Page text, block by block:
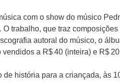
com o show do músico
. O trabalho, que traz
autoral do músico, o
a R$ 40 (inteira) e R$
história para a criançada, às